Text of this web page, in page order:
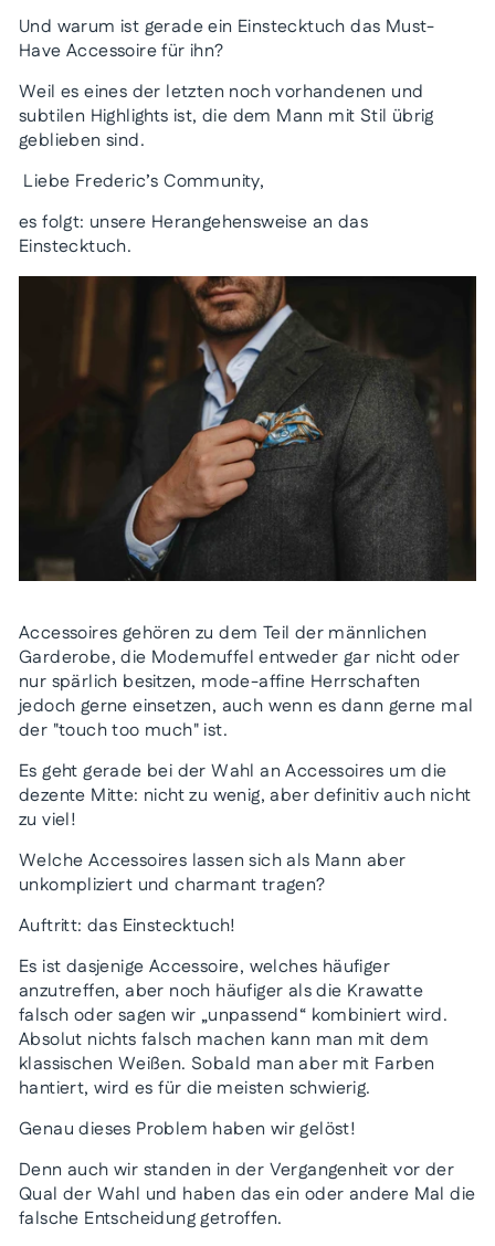
Und warum ist gerade ein Einstecktuch das Must-
Have Accessoire für ihn?
Weil es eines der letzten noch vorhandenen und
subtilen Highlights ist, die dem Mann mit Stil übrig
geblieben sind.
Liebe Frederic’s Community,
es folgt: unsere Herangehensweise an das
Einstecktuch.
Accessoires gehören zu dem Teil der männlichen
Garderobe, die Modemuffel entweder gar nicht oder
nur spärlich besitzen, mode-affine Herrschaften
jedoch gerne einsetzen, auch wenn es dann gerne mal
der "touch too much" ist.
Es geht gerade bei der Wahl an Accessoires um die
dezente Mitte: nicht zu wenig, aber definitiv auch nicht
zu viel!
Welche Accessoires lassen sich als Mann aber
unkompliziert und charmant tragen?
Auftritt: das Einstecktuch!
Es ist dasjenige Accessoire, welches häufiger
anzutreffen, aber noch häufiger als die Krawatte
falsch oder sagen wir „unpassend“ kombiniert wird.
Absolut nichts falsch machen kann man mit dem
klassischen Weißen. Sobald man aber mit Farben
hantiert, wird es für die meisten schwierig.
Genau dieses Problem haben wir gelöst!
Denn auch wir standen in der Vergangenheit vor der
Qual der Wahl und haben das ein oder andere Mal die
falsche Entscheidung getroffen.